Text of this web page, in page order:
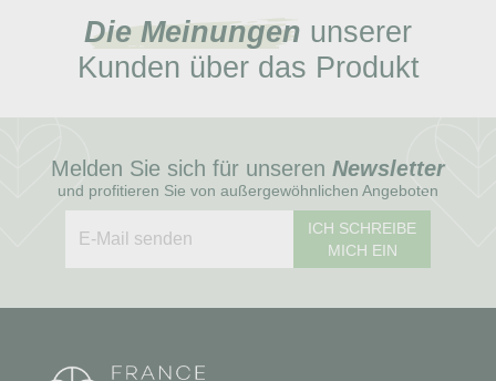
Die Meinungen unserer
Kunden über das Produkt
Melden Sie sich für unseren Newsletter
und profitieren Sie von außergewöhnlichen Angeboten
ICH SCHREIBE
MICH EIN